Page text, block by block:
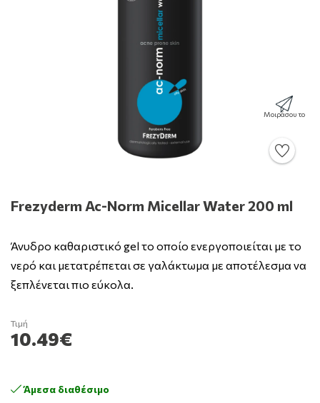
Μοιράσου το
Frezyderm Ac-Norm Micellar Water 200 ml
Άνυδρο καθαριστικό gel το οποίο ενεργοποιείται με το
νερό και μετατρέπεται σε γαλάκτωμα με αποτέλεσμα να
ξεπλένεται πιο εύκολα.
Άμεσα διαθέσιμο
Τιμή
10.49€